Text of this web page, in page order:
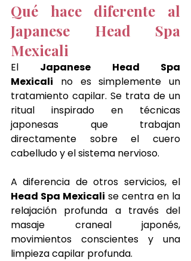
Qué hace diferente al
Japanese Head Spa
Mexicali
El Japanese Head Spa
Mexicali no es simplemente un
tratamiento capilar. Se trata de un
ritual inspirado en técnicas
japonesas que trabajan
directamente sobre el cuero
cabelludo y el sistema nervioso.
Head Spa Mexicali se centra en la
relajación profunda a través del
masaje craneal japonés,
movimientos conscientes y una
limpieza capilar profunda.